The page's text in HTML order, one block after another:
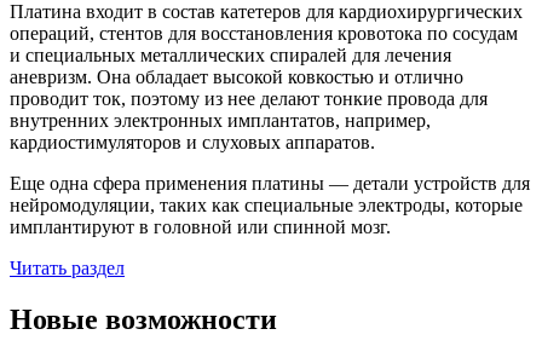
Платина входит в состав катетеров для кардиохирургических
операций, стентов для восстановления кровотока по сосудам
и специальных металлических спиралей для лечения
аневризм. Она обладает высокой ковкостью и отлично
проводит ток, поэтому из нее делают тонкие провода для
внутренних электронных имплантатов, например,
кардиостимуляторов и слуховых аппаратов.
Еще одна сфера применения платины — детали устройств для
нейромодуляции, таких как специальные электроды, которые
имплантируют в головной или спинной мозг.
Читать раздел
Новые возможности